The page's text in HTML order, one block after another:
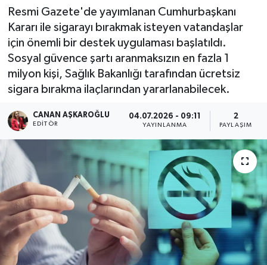
Resmi Gazete'de yayımlanan Cumhurbaşkanı
Kararı ile sigarayı bırakmak isteyen vatandaşlar
için önemli bir destek uygulaması başlatıldı.
Sosyal güvence şartı aranmaksızın en fazla 1
milyon kişi, Sağlık Bakanlığı tarafından ücretsiz
sigara bırakma ilaçlarından yararlanabilecek.
CANAN AŞKAROĞLU
EDITÖR
04.07.2026 - 09:11
YAYINLANMA
2
PAYLAŞIM